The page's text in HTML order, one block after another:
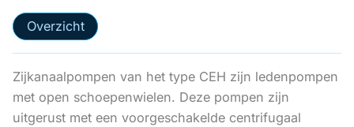
Overzicht
Zijkanaalpompen van het type CEH zijn ledenpompen
met open schoepenwielen. Deze pompen zijn
uitgerust met een voorgeschakelde centrifugaal